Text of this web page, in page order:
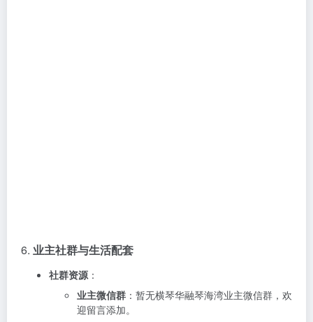
6. 业主社群与生活配套
社群资源：
业主微信群 ：暂无横琴华融琴海湾业主微信群，欢
迎留言添加。